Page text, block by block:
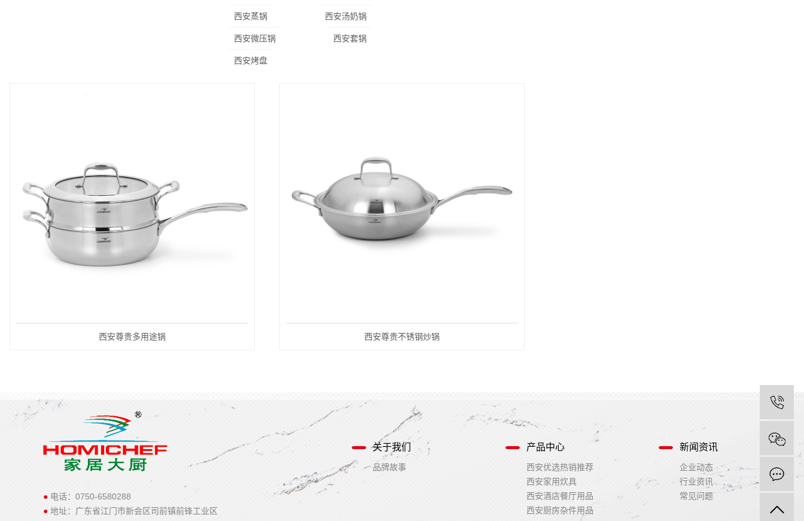
西安蒸锅 西安汤奶锅
西安微压锅 西安套锅
西安烤盘
西安尊贵多用途锅 西安尊贵不锈钢炒锅
● 电话：0750-6580288
● 地址：广东省江门市新会区司前镇前锋工业区
关于我们
品牌故事
产品中心
西安优选热销推荐
西安家用炊具
西安酒店餐厅用品
西安厨房杂件用品
新闻资讯
企业动态
行业资讯
常见问题